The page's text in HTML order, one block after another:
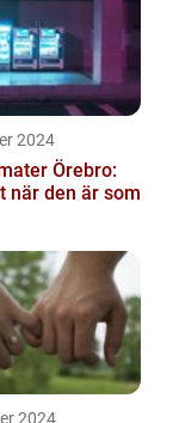
2024
Örebro:
när den är som
2024